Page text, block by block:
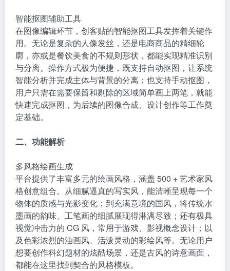
智能抠图辅助工具
在图像编辑环节，创客贴的智能抠图工具发挥着关键作
用。无论是复杂的人像发丝，还是电商商品的精细轮
廓，亦或是餐饮美食的不规则形状，都能实现精准识别
与分离。操作方式极为便捷，既支持自动抠图，让系统
智能分析并完成主体与背景的分离；也支持手动抠图，
用户只需在需要保留和剔除的区域简单画上两笔，就能
快速完成抠图，为后续的图像合成、设计创作等工作奠
定基础。
二、功能解析
多风格绘画生成
平台提供了丰富多元的绘画风格，涵盖 500 + 艺术家风
格创意组合。从细腻逼真的写实风，能清晰呈现每一个
物体的质感与光影变化；到充满意境的国风，将传统水
墨画的韵味、工笔画的细腻展现得淋漓尽致；还有极具
视觉冲击力的 CG 风，常用于游戏、影视概念设计；以
及色彩浓烈的油画风、活泼灵动的彩绘风等。无论用户
想要创作科幻题材的炫酷场景，还是古风的诗意画面，
都能在这里找到契合的风格模板。